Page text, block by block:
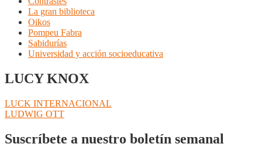
La gran biblioteca
Oikos
Pompeu Fabra
Sabidurías
Universidad y acción socioeducativa
LUCY KNOX
Navegación
de
entradas
Anterior:
LUCK INTERNACIONAL
Siguiente:
LUDWIG OTT
Suscríbete a nuestro boletín semanal